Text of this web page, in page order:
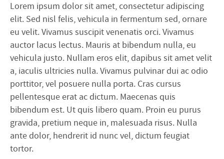
Lorem ipsum dolor sit amet, consectetur adipiscing
elit. Sed nisl felis, vehicula in fermentum sed, ornare
eu velit. Vivamus suscipit venenatis orci. Vivamus
auctor lacus lectus. Mauris at bibendum nulla, eu
vehicula justo. Nullam eros elit, dapibus sit amet velit
a, iaculis ultricies nulla. Vivamus pulvinar dui ac odio
porttitor, vel posuere nulla porta. Cras cursus
pellentesque erat ac dictum. Maecenas quis
bibendum est. Ut quis libero quam. Proin eu purus
gravida, pretium neque in, malesuada risus. Nulla
ante dolor, hendrerit id nunc vel, dictum feugiat
tortor.